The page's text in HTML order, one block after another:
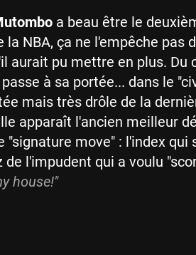
a beau être le
la NBA, ça ne l'empêche pas
aurait pu mettre en plus. Du
à sa portée... dans le
mais très drôle de la
apparaît l'ancien meilleur
"signature move" : l'index qui
de l'impudent qui a voulu
house!"